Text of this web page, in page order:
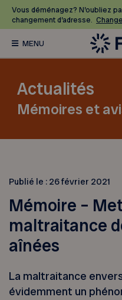
Vous déménagez? N’oubliez
changement d’adresse.
Actualités
Mémoires et
Publié le : 26 février 2021
Mémoire –
maltraitance
aînées
La maltraitance
évidemment un